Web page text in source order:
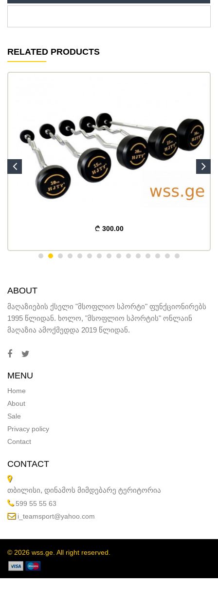
RELATED PRODUCTS
300.00
ABOUT
მაღაზიების ქსელი "მსოფლიო სპორტი" ფუნქციონირებს
1995 წლიდან. ხოლო, "მსოფლიო სპორტის" ონლაინ
მაღაზია ამოქმედდა 2019 წლიდან.
MENU
Home
About
Sale
Privacy policy
Contact
CONTACT
თბილისი, დინამოს მიმდებარე ტერიტორია
599 55 55 63
i_teamsport@yahoo.com
© 2026 wss.ge. All right reserved.